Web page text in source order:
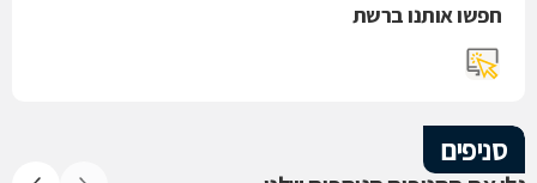
חפשו אותנו ברשת
סניפים